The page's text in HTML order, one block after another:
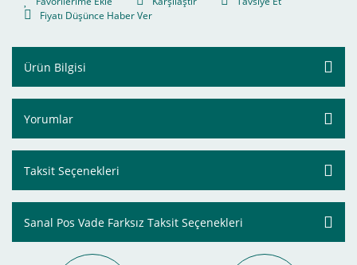
Fiyatı Düşünce Haber Ver
Ürün Bilgisi
Yorumlar
Taksit Seçenekleri
Sanal Pos Vade Farksız Taksit Seçenekleri